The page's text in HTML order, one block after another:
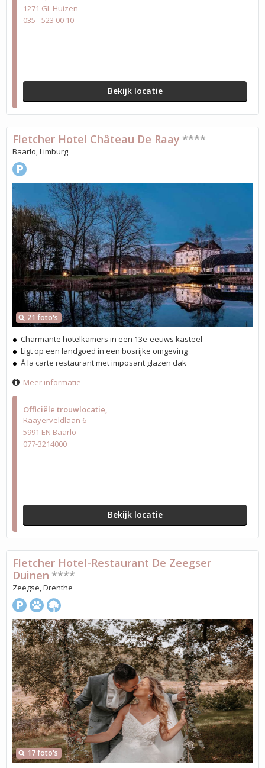
1271 GL Huizen
035 - 523 00 10
Bekijk locatie
Officiële trouwlocatie
Raayerveldlaan 6
5991 EN Baarlo
077-3214000
Bekijk locatie
21 foto's
Fletcher Hotel Château De Raay ****
Baarlo, Limburg
Charmante hotelkamers in een 13e-eeuws kasteel
Ligt op een landgoed in een bosrijke omgeving
À la carte restaurant met imposant glazen dak
Meer informatie
17 foto's
Fletcher Hotel-Restaurant De Zeegser
Duinen ****
Zeegse, Drenthe